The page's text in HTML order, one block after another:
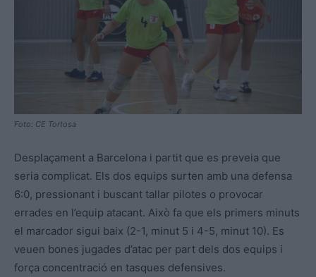
Foto: CE Tortosa
Desplaçament a Barcelona i partit que es preveia que
seria complicat. Els dos equips surten amb una defensa
6:0, pressionant i buscant tallar pilotes o provocar
errades en l’equip atacant. Això fa que els primers minuts
el marcador sigui baix (2-1, minut 5 i 4-5, minut 10). Es
veuen bones jugades d’atac per part dels dos equips i
força concentració en tasques defensives.